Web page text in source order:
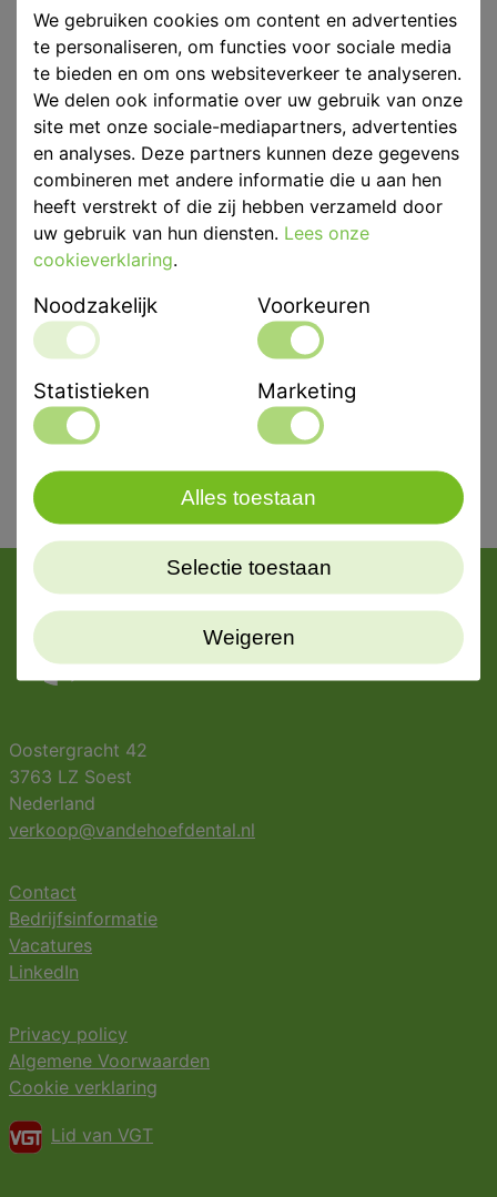
Kettenbach Identium Heavy Fast Refill
Pack
Product ID
KET 14727
Voorraad
Niet voorradig
Merk
Kettenbach
Oostergracht 42
3763 LZ Soest
Nederland
verkoop@vandehoefdental.nl
Contact
Bedrijfsinformatie
Vacatures
LinkedIn
Privacy policy
Algemene Voorwaarden
Cookie verklaring
Lid van VGT
We gebruiken cookies om content en advertenties
te personaliseren, om functies voor sociale media
te bieden en om ons websiteverkeer te analyseren.
We delen ook informatie over uw gebruik van onze
site met onze sociale-mediapartners, advertenties
en analyses. Deze partners kunnen deze gegevens
combineren met andere informatie die u aan hen
heeft verstrekt of die zij hebben verzameld door
uw gebruik van hun diensten. Lees onze
cookieverklaring.
Noodzakelijk Voorkeuren
Statistieken Marketing
Weigeren
Selectie toestaan
Alles toestaan